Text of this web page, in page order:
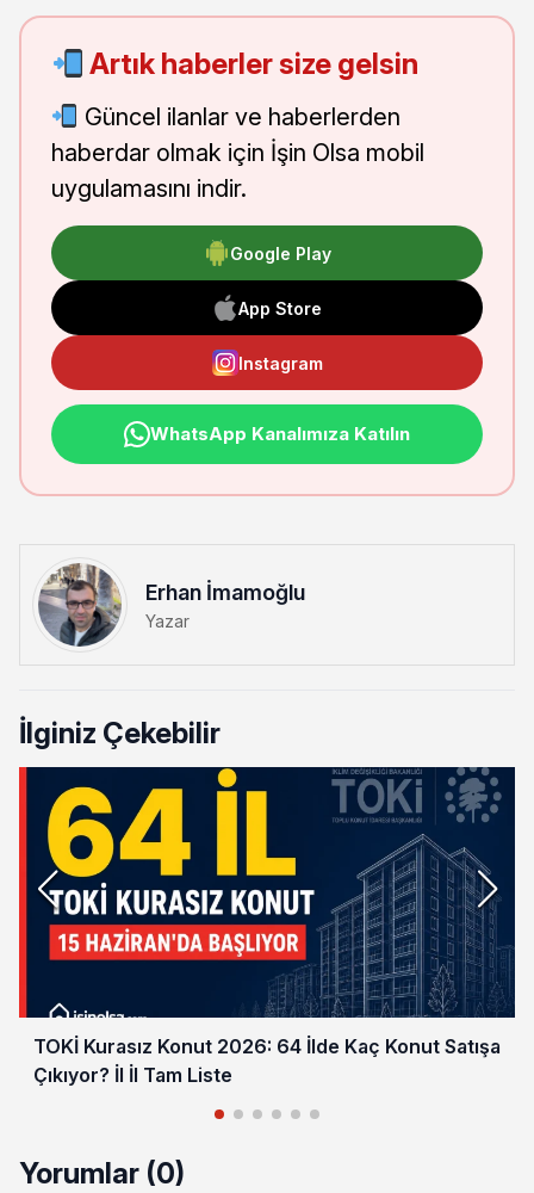
Artık haberler size gelsin
Güncel ilanlar ve haberlerden
haberdar olmak için İşin Olsa mobil
uygulamasını indir.
Google Play
App Store
Instagram
WhatsApp Kanalımıza Katılın
Erhan İmamoğlu
Yazar
İlginiz Çekebilir
TOKİ Kurasız Konut 2026: 64 İlde Kaç Konut Satışa
Çıkıyor? İl İl Tam Liste
Yorumlar (0)